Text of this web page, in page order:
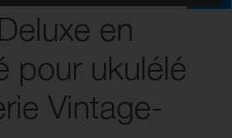
en
pour ukulélé
Vintage-